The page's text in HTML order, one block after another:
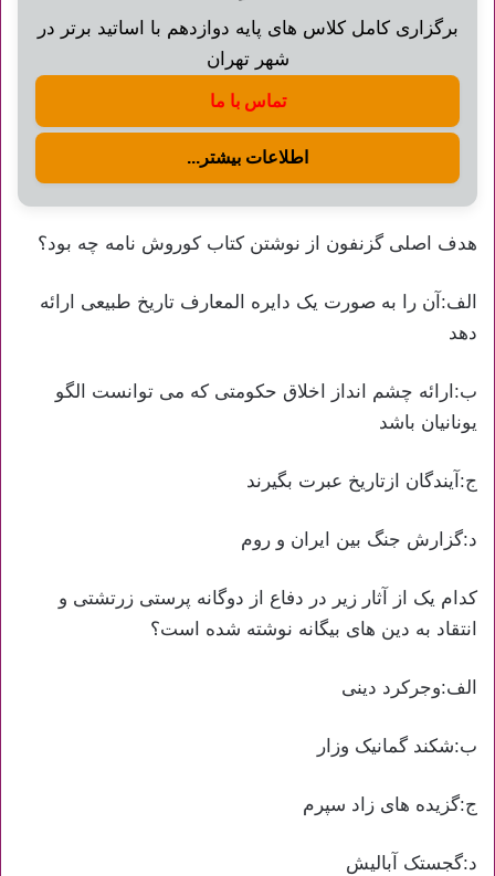
برگزاری کامل کلاس های پایه دوازدهم با اساتید برتر در
شهر تهران
تماس با ما
اطلاعات بیشتر...
هدف اصلی گزنفون از نوشتن کتاب کوروش نامه چه بود؟
الف:آن را به صورت یک دایره المعارف تاریخ طبیعی ارائه
دهد
ب:ارائه چشم انداز اخلاق حکومتی که می توانست الگو
یونانیان باشد
ج:آیندگان ازتاریخ عبرت بگیرند
د:گزارش جنگ بین ایران و روم
کدام یک از آثار زیر در دفاع از دوگانه پرستی زرتشتی و
انتقاد به دین های بیگانه نوشته شده است؟
الف:وجرکرد دینی
ب:شکند گمانیک وزار
ج:گزیده های زاد سپرم
د:گجستک آبالیش